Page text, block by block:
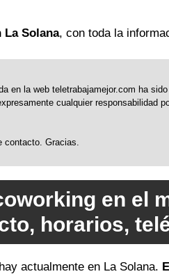
Solana, con toda la
en la web teletrabajamejor.com ha
cualquier responsabilidad
contacto. Gracias.
en el
horarios,
actualmente en La Solana.